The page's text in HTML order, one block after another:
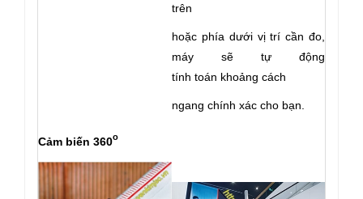
trên
hoặc phía dưới vị trí cần đo,
máy sẽ tự động
tính toán khoảng cách
ngang chính xác cho bạn.
Cảm biến 360o